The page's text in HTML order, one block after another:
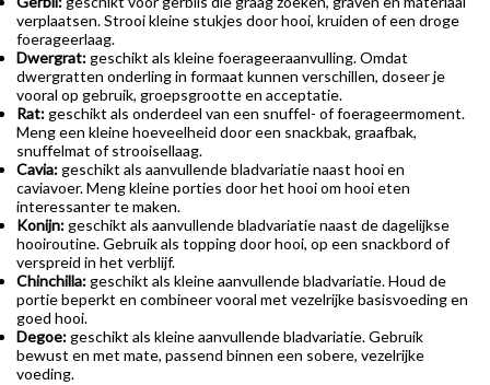
verplaatsen. Strooi kleine stukjes door hooi, kruiden of een droge
foerageerlaag.
Dwergrat:geschikt als kleine foerageeraanvulling. Omdat
dwergratten onderling in formaat kunnen verschillen, doseer je
vooral op gebruik, groepsgrootte en acceptatie.
Rat:geschikt als onderdeel van een snuffel- of foerageermoment.
Meng een kleine hoeveelheid door een snackbak, graafbak,
snuffelmat of strooisellaag.
Cavia:geschikt als aanvullende bladvariatie naast hooi en
caviavoer. Meng kleine porties door het hooi om hooi eten
interessanter te maken.
Konijn:geschikt als aanvullende bladvariatie naast de dagelijkse
hooiroutine. Gebruik als topping door hooi, op een snackbord of
verspreid in het verblijf.
Chinchilla:geschikt als kleine aanvullende bladvariatie. Houd de
portie beperkt en combineer vooral met vezelrijke basisvoeding en
goed hooi.
Degoe:geschikt als kleine aanvullende bladvariatie. Gebruik
bewust en met mate, passend binnen een sobere, vezelrijke
voeding.